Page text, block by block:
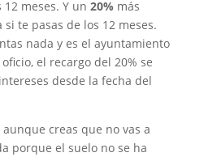
meses. Y un 20% más
te pasas de los 12 meses.
nada y es el ayuntamiento
el recargo del 20% se
desde la fecha del
creas que no vas a
porque el suelo no se ha